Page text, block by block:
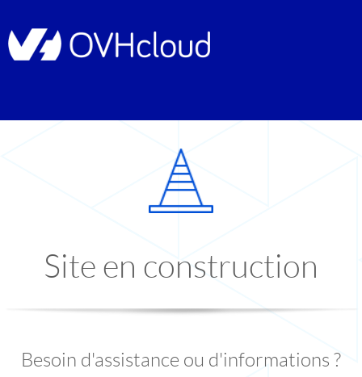
Site en construction
Besoin d'assistance ou d'informations ?